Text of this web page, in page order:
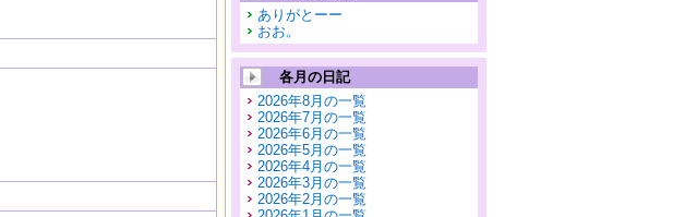
ありがとーー
おお。
各月の日記
2026年8月の一覧
2026年7月の一覧
2026年6月の一覧
2026年5月の一覧
2026年4月の一覧
2026年3月の一覧
2026年2月の一覧